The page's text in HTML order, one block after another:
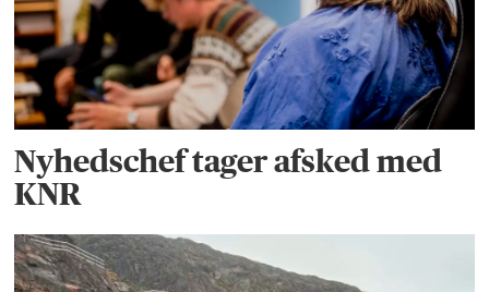
Nyhedschef tager afsked med
KNR